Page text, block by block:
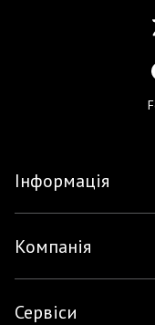
Інформація
Компанія
Сервіси